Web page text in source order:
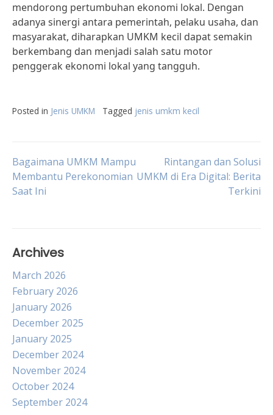
mendorong pertumbuhan ekonomi lokal. Dengan
adanya sinergi antara pemerintah, pelaku usaha, dan
masyarakat, diharapkan UMKM kecil dapat semakin
berkembang dan menjadi salah satu motor
penggerak ekonomi lokal yang tangguh.
Posted in Jenis UMKM Tagged jenis umkm kecil
Post
navigation
Bagaimana UMKM Mampu
Membantu Perekonomian
Saat Ini
Rintangan dan Solusi
UMKM di Era Digital: Berita
Terkini
Archives
March 2026
February 2026
January 2026
December 2025
January 2025
December 2024
November 2024
October 2024
September 2024